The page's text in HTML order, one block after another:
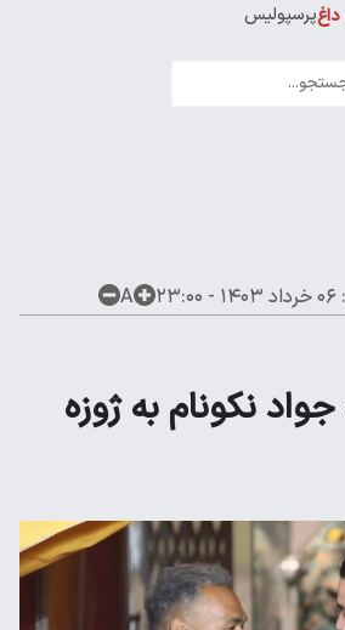
پرسپولیس
لیگ قهرمانان
:۰۶ خرداد ۱۴۰۳ - ۲۳:۰۰ A
نکونام به ژوزه